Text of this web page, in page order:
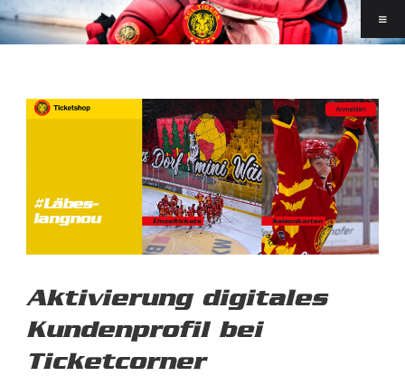
Aktivierung digitales
Kundenprofil bei
Ticketcorner